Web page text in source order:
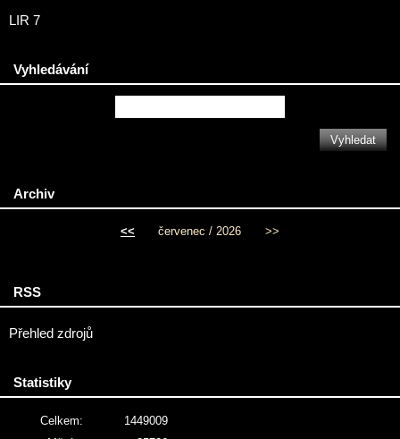
LIR 7
Vyhledávání
Archiv
<< červenec / 2026 >>
RSS
Přehled zdrojů
Statistiky
Celkem:
1449009